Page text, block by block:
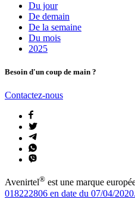
Du jour
De demain
De la semaine
Du mois
2025
Besoin d'un coup de main ?
Contactez-nous
Avenirtel® est une marque
018222806 en date du 07/04/2020.